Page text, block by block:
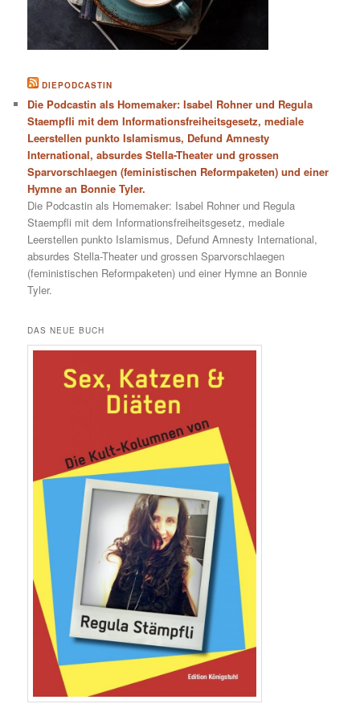
DIEPODCASTIN
Die Podcastin als Homemaker: Isabel Rohner und Regula
Staempfli mit dem Informationsfreiheitsgesetz, mediale
Leerstellen punkto Islamismus, Defund Amnesty
International, absurdes Stella-Theater und grossen
Sparvorschlaegen (feministischen Reformpaketen) und einer
Hymne an Bonnie Tyler.
Die Podcastin als Homemaker: Isabel Rohner und Regula
Staempfli mit dem Informationsfreiheitsgesetz, mediale
Leerstellen punkto Islamismus, Defund Amnesty International,
absurdes Stella-Theater und grossen Sparvorschlaegen
(feministischen Reformpaketen) und einer Hymne an Bonnie
Tyler.
DAS NEUE BUCH